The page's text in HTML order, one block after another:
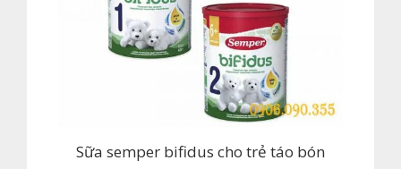
Sữa semper bifidus cho trẻ táo bón